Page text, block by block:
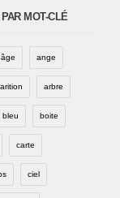
MOT-CLÉ
âge ange
arbre
bleu boite
carte
ciel